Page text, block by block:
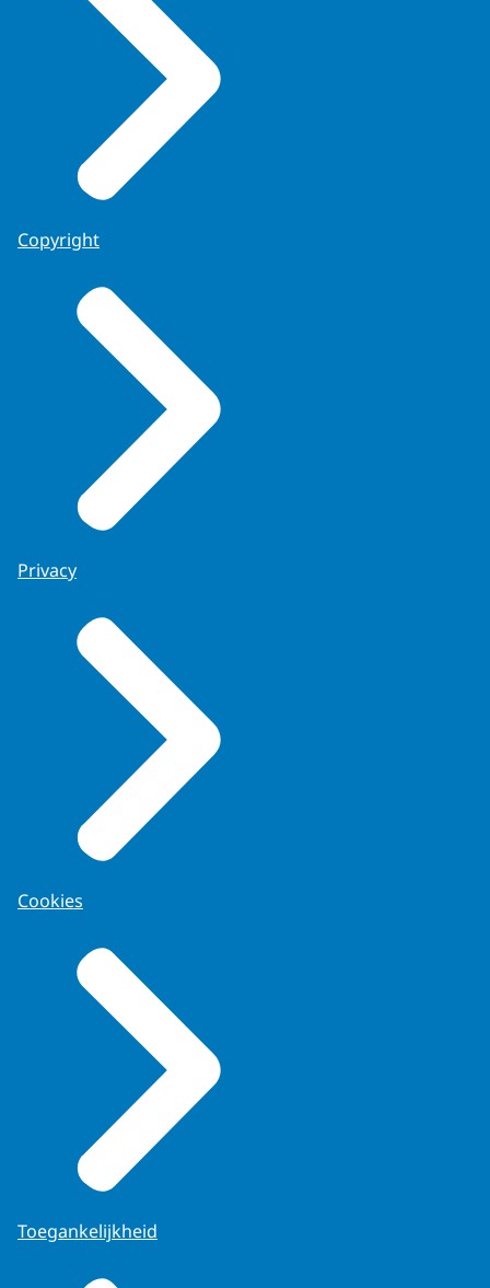
Copyright
Privacy
Cookies
Toegankelijkheid